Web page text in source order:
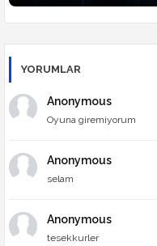
YORUMLAR
Anonymous
Oyuna giremiyorum
Anonymous
selam
Anonymous
tesekkurler